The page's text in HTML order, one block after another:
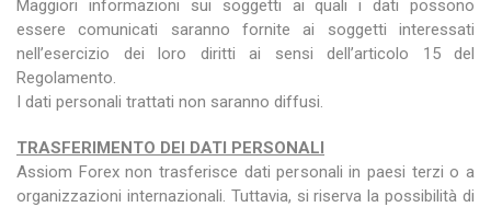
Maggiori informazioni sui soggetti ai quali i dati possono
essere comunicati saranno fornite ai soggetti interessati
nell’esercizio dei loro diritti ai sensi dell’articolo 15 del
Regolamento.
I dati personali trattati non saranno diffusi.
TRASFERIMENTO DEI DATI PERSONALI
Assiom Forex non trasferisce dati personali in paesi terzi o a
organizzazioni internazionali. Tuttavia, si riserva la possibilità di